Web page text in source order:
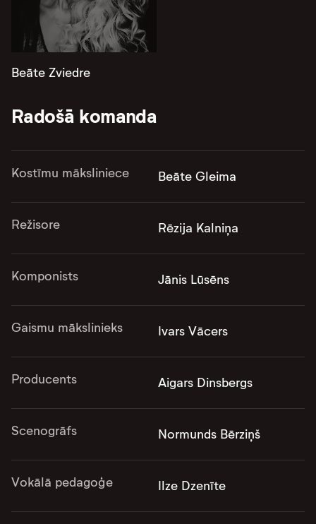
Beāte Zviedre
Radošā komanda
Kostīmu māksliniece Beāte Gleima
Režisore Rēzija Kalniņa
Komponists Jānis Lūsēns
Gaismu mākslinieks Ivars Vācers
Producents Aigars Dinsbergs
Scenogrāfs Normunds Bērziņš
Vokālā pedagoģe Ilze Dzenīte